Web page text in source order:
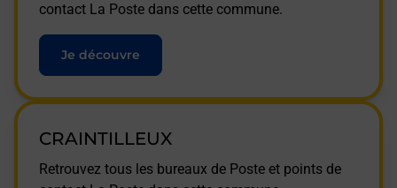
contact La Poste dans cette commune.
Je découvre
CRAINTILLEUX
Retrouvez tous les bureaux de Poste et points de